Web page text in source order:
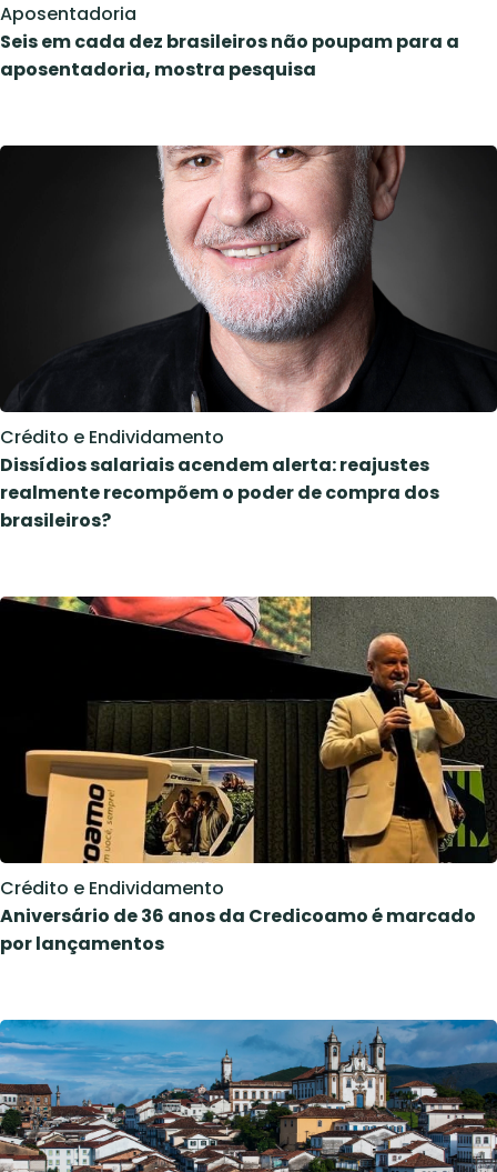
Aposentadoria
Seis em cada dez brasileiros não poupam para a
aposentadoria, mostra pesquisa
Crédito e Endividamento
Dissídios salariais acendem alerta: reajustes
realmente recompõem o poder de compra dos
brasileiros?
Crédito e Endividamento
Aniversário de 36 anos da Credicoamo é marcado
por lançamentos